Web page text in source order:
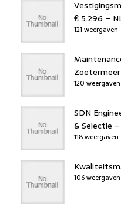
€ 5.296 –
121 weergaven
Zoetermeer
120 weergaven
SDN
& Selectie
118 weergaven
106 weergaven